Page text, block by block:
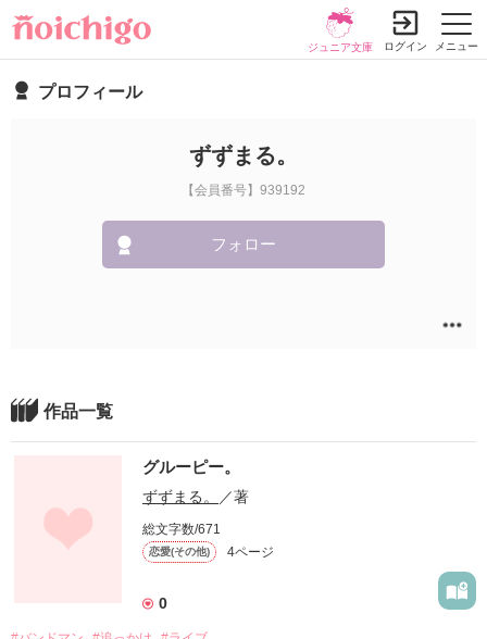
メニュー
ジュニア文庫 ログイン
プロフィール
ずずまる。
【会員番号】939192
フォロー
作品一覧
グルーピー。
ずずまる。 ／著
総文字数/671
恋愛(その他) 4ページ
0